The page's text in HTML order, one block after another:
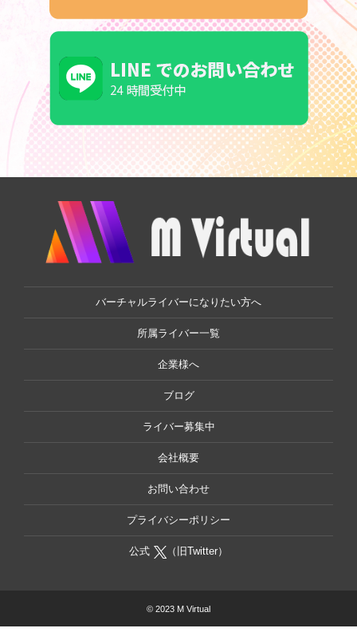
バーチャルライバーになりたい方へ
所属ライバー一覧
企業様へ
ブログ
ライバー募集中
会社概要
お問い合わせ
プライバシーポリシー
公式 （旧Twitter）
© 2023 M Virtual